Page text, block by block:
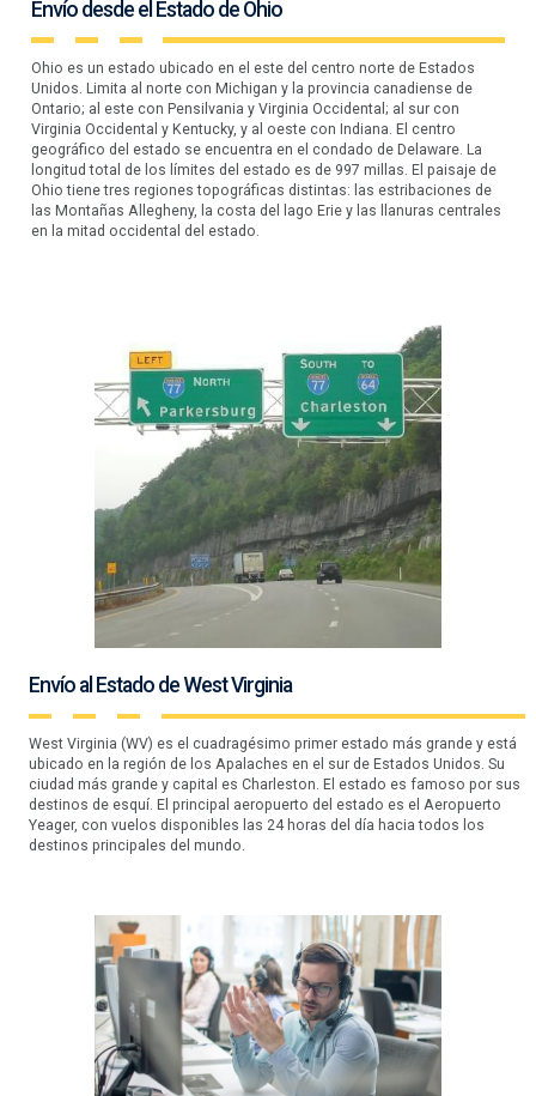
Envío desde el Estado de Ohio
Ohio es un estado ubicado en el este del centro norte de Estados
Unidos. Limita al norte con Michigan y la provincia canadiense de
Ontario; al este con Pensilvania y Virginia Occidental; al sur con
Virginia Occidental y Kentucky, y al oeste con Indiana. El centro
geográfico del estado se encuentra en el condado de Delaware. La
longitud total de los límites del estado es de 997 millas. El paisaje de
Ohio tiene tres regiones topográficas distintas: las estribaciones de
las Montañas Allegheny, la costa del lago Erie y las llanuras centrales
en la mitad occidental del estado.
Envío al Estado de West Virginia
West Virginia (WV) es el cuadragésimo primer estado más grande y está
ubicado en la región de los Apalaches en el sur de Estados Unidos. Su
ciudad más grande y capital es Charleston. El estado es famoso por sus
destinos de esquí. El principal aeropuerto del estado es el Aeropuerto
Yeager, con vuelos disponibles las 24 horas del día hacia todos los
destinos principales del mundo.